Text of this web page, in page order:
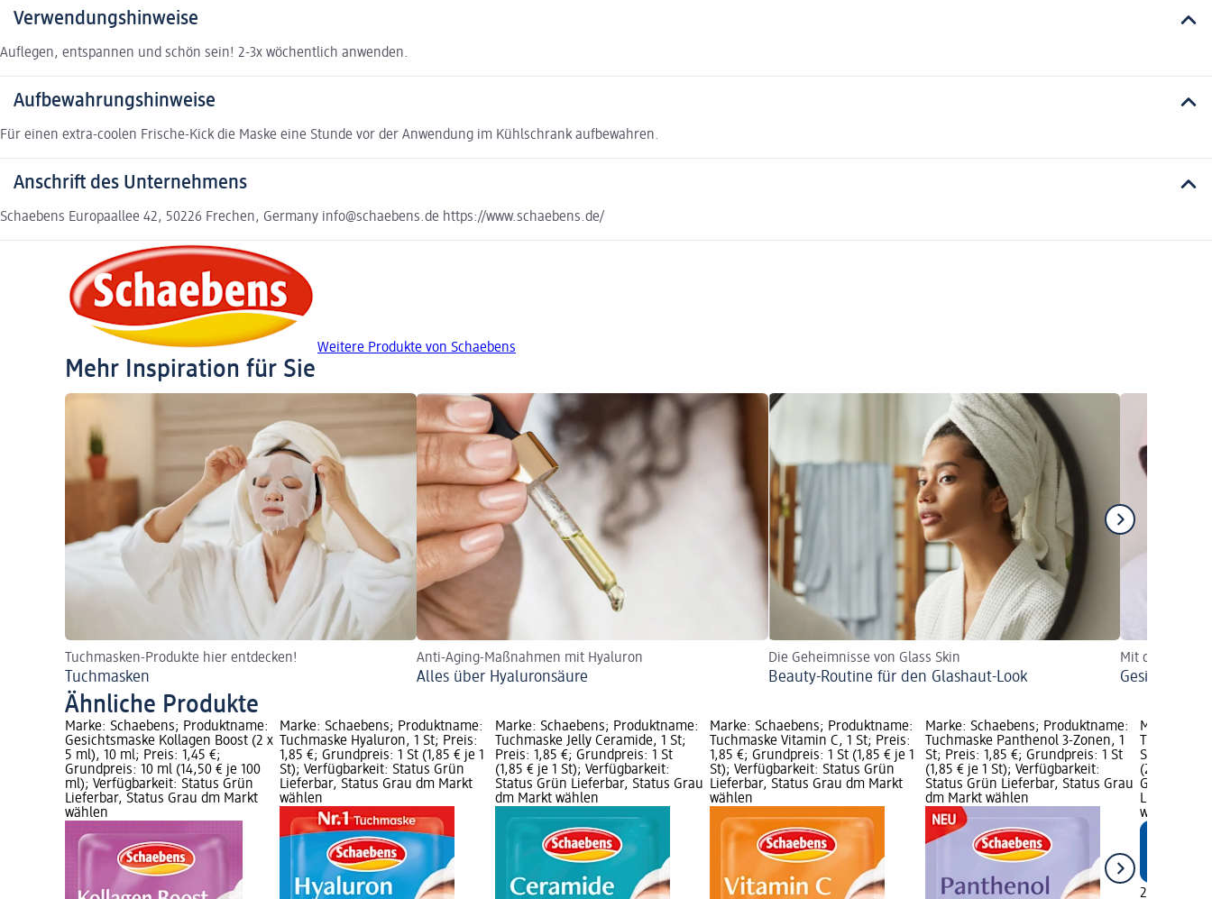
Verwendungshinweise
Auflegen, entspannen und schön sein! 2-3x wöchentlich anwenden.
Aufbewahrungshinweise
Für einen extra-coolen Frische-Kick die Maske eine Stunde vor der Anwendung im Kühlschrank aufbewahren.
Anschrift des Unternehmens
Schaebens Europaallee 42, 50226 Frechen, Germany info@schaebens.de https://www.schaebens.de/
Weitere Produkte von Schaebens
Mehr Inspiration für Sie
Tuchmasken-Produkte hier entdecken!
Tuchmasken
Anti-Aging-Maßnahmen mit Hyaluron
Alles über Hyaluronsäure
Die Geheimnisse von Glass Skin
Beauty-Routine für den Glashaut-Look
Mit diesen
Ähnliche Produkte
Marke: Schaebens; Produktname:
Gesichtsmaske Kollagen Boost (2 x
5 ml), 10 ml; Preis: 1,45 €;
Grundpreis: 10 ml (14,50 € je 100
ml); Verfügbarkeit: Status Grün
Lieferbar, Status Grau dm Markt
wählen
Marke: Schaebens; Produktname:
Tuchmaske Hyaluron, 1 St; Preis:
1,85 €; Grundpreis: 1 St (1,85 € je 1
St); Verfügbarkeit: Status Grün
Lieferbar, Status Grau dm Markt
wählen
Marke: Schaebens; Produktname:
Tuchmaske Jelly Ceramide, 1 St;
Preis: 1,85 €; Grundpreis: 1 St
(1,85 € je 1 St); Verfügbarkeit:
Status Grün Lieferbar, Status Grau
dm Markt wählen
Marke: Schaebens; Produktname:
Tuchmaske Vitamin C, 1 St; Preis:
1,85 €; Grundpreis: 1 St (1,85 € je 1
St); Verfügbarkeit: Status Grün
Lieferbar, Status Grau dm Markt
wählen
Marke: Schaebens; Produktname:
Tuchmaske Panthenol 3-Zonen, 1
St; Preis: 1,85 €; Grundpreis: 1 St
(1,85 € je 1 St); Verfügbarkeit:
Status Grün Lieferbar, Status Grau
dm Markt wählen
Marke:
St; Preis:
(2,95 € je 1
Grafik;
Lieferbar,
wählen
2,95 €